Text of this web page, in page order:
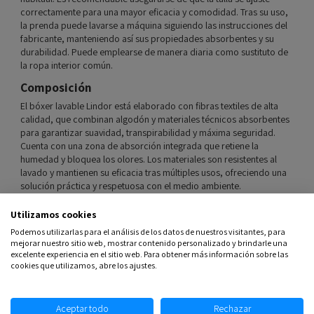
correctamente para una mayor eficacia y comodidad. Tras su uso,
la prenda puede lavarse a máquina siguiendo las instrucciones del
fabricante, manteniendo así sus propiedades absorbentes y su
durabilidad. Puede emplearse de manera diaria como sustituto de
la ropa interior común.
Composición
El bóxer lavable Lindor está elaborado con fibras textiles de alta
calidad, que combinan algodón y materiales técnicos absorbentes
para garantizar suavidad, transpirabilidad y máxima seguridad.
Cuenta con una zona de absorción integrada que retiene la
humedad y bloquea los olores. Los materiales son resistentes al
lavado y mantienen su eficacia tras múltiples usos, ofreciendo una
solución práctica y respetuosa con el medio ambiente.
Comentarios(0)
Utilizamos cookies
Podemos utilizarlas para el análisis de los datos de nuestros visitantes, para
mejorar nuestro sitio web, mostrar contenido personalizado y brindarle una
excelente experiencia en el sitio web. Para obtener más información sobre las
cookies que utilizamos, abre los ajustes.
Aceptar todo Rechazar